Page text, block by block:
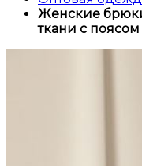
Женские
ткани с поясом